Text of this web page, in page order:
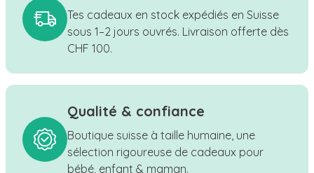
Tes cadeaux en stock expédiés en Suisse
sous 1–2 jours ouvrés. Livraison offerte dès
CHF 100.
Qualité & confiance
Boutique suisse à taille humaine, une
sélection rigoureuse de cadeaux pour
bébé, enfant & maman.